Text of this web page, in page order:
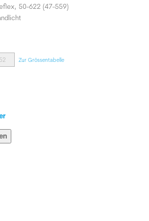
50-622 (47-559)
52 Zur Grössentabelle